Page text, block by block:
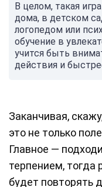
В целом, такая
дома, в детском
логопедом или
обучение в
учится быть
действия и
Заканчивая,
это не только
Главное —
терпением, тогда
будет повторять